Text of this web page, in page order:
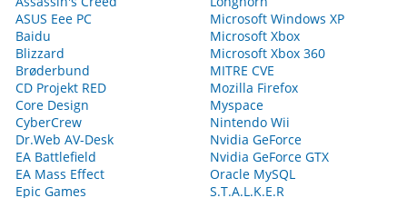
ASUS Eee PC
Baidu
Blizzard
Brøderbund
CD Projekt RED
Core Design
CyberCrew
Dr.Web AV-Desk
EA Battlefield
EA Mass Effect
Epic Games
Microsoft Windows XP
Microsoft Xbox
Microsoft Xbox 360
MITRE CVE
Mozilla Firefox
Myspace
Nintendo Wii
Nvidia GeForce
Nvidia GeForce GTX
Oracle MySQL
S.T.A.L.K.E.R